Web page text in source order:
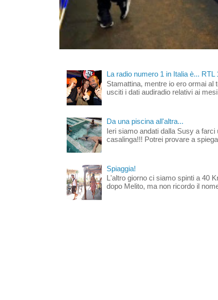
La radio numero 1 in Italia è... RTL
Stamattina, mentre io ero ormai al
usciti i dati audiradio relativi ai
Da una piscina all'altra...
Ieri siamo andati dalla Susy a
casalinga!!! Potrei provare a
Spiaggia!
L'altro giorno ci siamo spinti a 40
dopo Melito, ma non ricordo il